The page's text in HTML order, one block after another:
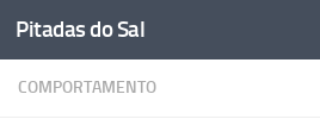
Skip to content
Pitadas do Sal
COMPORTAMENTO